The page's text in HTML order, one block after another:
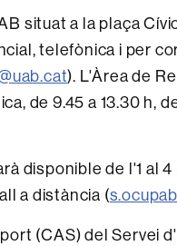
situat a la plaça
telefònica i per
). L'Àrea de
de 9.45 a 13.30 h,
disponiblede l'1 al
a distància (
(CAS) del Servei